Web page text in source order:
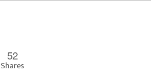
52
Shares